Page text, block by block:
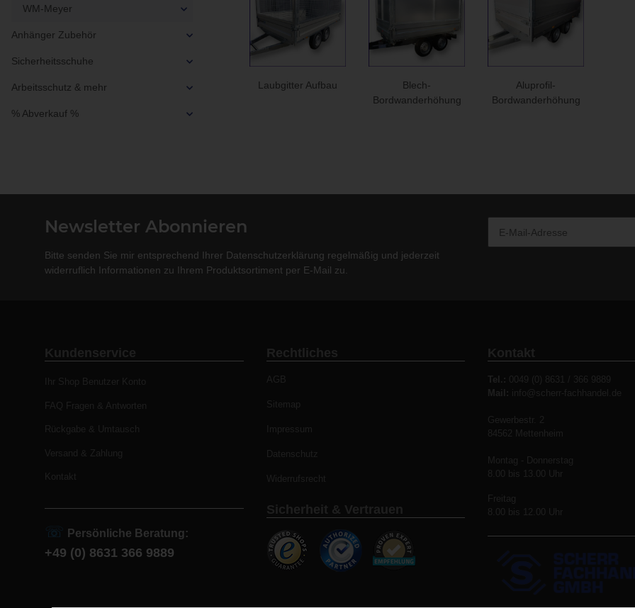
Laubgitter Aufbau
Blech-
Bordwanderhöhung
Aluprofil-
Bordwanderhöhung
WM-Meyer
Anhänger Zubehör
Sicherheitsschuhe
Arbeitsschutz & mehr
% Abverkauf %
Newsletter Abonnieren
Bitte senden Sie mir entsprechend Ihrer Datenschutzerklärung regelmäßig und jederzeit
widerruflich Informationen zu Ihrem Produktsortiment per E-Mail zu.
☏ Persönliche Beratung:
+49 (0) 8631 366 9889